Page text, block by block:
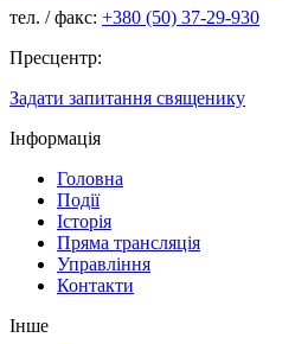
тел. / факс: +380 (50) 37-29-930
Пресцентр:
Задати запитання священику
Інформація
Головна
Події
Історія
Пряма трансляція
Управління
Контакти
Інше